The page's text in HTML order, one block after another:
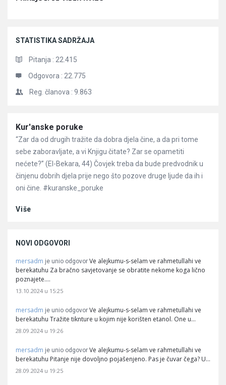
STATISTIKA SADRŽAJA
Pitanja : 22.415
Odgovora : 22.775
Reg. članova : 9.863
Članci
Kur'anske poruke
“Zar da od drugih tražite da dobra djela čine, a da pri tome
sebe zaboravljate, a vi Knjigu čitate? Zar se opametiti
nećete?” (El-Bekara, 44) Čovjek treba da bude predvodnik u
činjenu dobrih djela prije nego što pozove druge ljude da ih i
oni čine. #kuranske_poruke
Više
NOVI ODGOVORI
mersadm je unio odgovor Ve alejkumu-s-selam ve rahmetullahi ve
berekatuhu Za bračno savjetovanje se obratite nekome koga lično
poznajete.…
13.10.2024 u 15:25
mersadm je unio odgovor Ve alejkumu-s-selam ve rahmetullahi ve
berekatuhu Tražite tiknture u kojim nije korišten etanol. One u…
28.09.2024 u 19:26
mersadm je unio odgovor Ve alejkumu-s-selam ve rahmetullahi ve
berekatuhu Pitanje nije dovoljno pojašenjeno. Pas je čuvar čega? U…
28.09.2024 u 19:25